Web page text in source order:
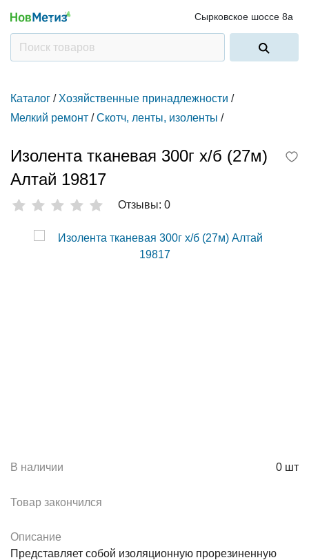
Сырковское шоссе 8а
Каталог / Хозяйственные принадлежности /
Мелкий ремонт / Скотч, ленты, изоленты /
Изолента тканевая 300г х/б (27м)
Алтай 19817
Отзывы: 0
В наличии 0 шт
Товар закончился
Описание
Представляет собой изоляционную прорезиненную